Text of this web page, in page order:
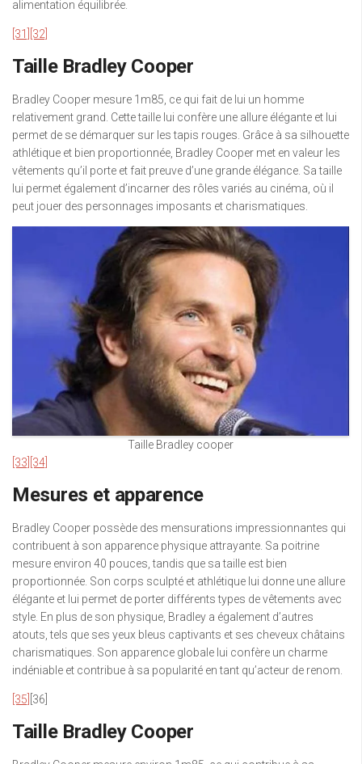
alimentation équilibrée.
[31] [32]
Taille Bradley Cooper
Bradley Cooper mesure 1m85, ce qui fait de lui un homme
relativement grand. Cette taille lui confère une allure élégante et lui
permet de se démarquer sur les tapis rouges. Grâce à sa silhouette
athlétique et bien proportionnée, Bradley Cooper met en valeur les
vêtements qu’il porte et fait preuve d’une grande élégance. Sa taille
lui permet également d’incarner des rôles variés au cinéma, où il
peut jouer des personnages imposants et charismatiques.
Taille Bradley cooper
[33] [34]
Mesures et apparence
Bradley Cooper possède des mensurations impressionnantes qui
contribuent à son apparence physique attrayante. Sa poitrine
mesure environ 40 pouces, tandis que sa taille est bien
proportionnée. Son corps sculpté et athlétique lui donne une allure
élégante et lui permet de porter différents types de vêtements avec
style. En plus de son physique, Bradley a également d’autres
atouts, tels que ses yeux bleus captivants et ses cheveux châtains
charismatiques. Son apparence globale lui confère un charme
indéniable et contribue à sa popularité en tant qu’acteur de renom.
[35] [36]
Taille Bradley Cooper